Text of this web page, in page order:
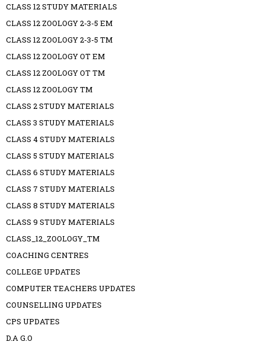
CLASS 12 STUDY MATERIALS
CLASS 12 ZOOLOGY 2-3-5 EM
CLASS 12 ZOOLOGY 2-3-5 TM
CLASS 12 ZOOLOGY OT EM
CLASS 12 ZOOLOGY OT TM
CLASS 12 ZOOLOGY TM
CLASS 2 STUDY MATERIALS
CLASS 3 STUDY MATERIALS
CLASS 4 STUDY MATERIALS
CLASS 5 STUDY MATERIALS
CLASS 6 STUDY MATERIALS
CLASS 7 STUDY MATERIALS
CLASS 8 STUDY MATERIALS
CLASS 9 STUDY MATERIALS
CLASS_12_ZOOLOGY_TM
COACHING CENTRES
COLLEGE UPDATES
COMPUTER TEACHERS UPDATES
COUNSELLING UPDATES
CPS UPDATES
D.A G.O